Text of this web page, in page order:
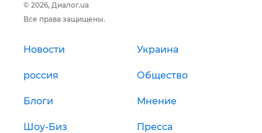
© 2026, Диалог.ua
Все права защищены.
Новости Украина
россия Общество
Блоги Мнение
Шоу-Биз Пресса